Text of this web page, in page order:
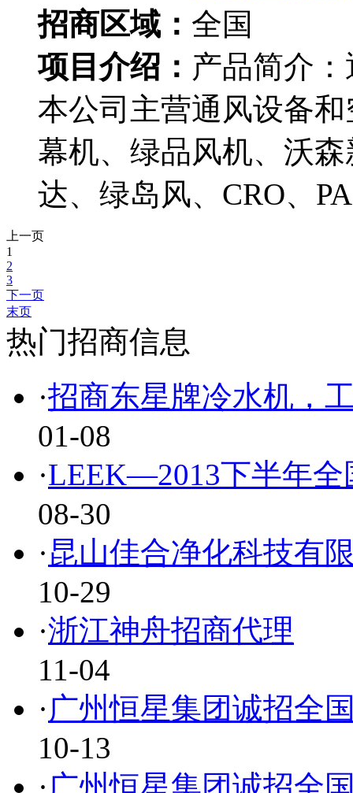
招商区域： 全国
项目介绍： 产品简介
本公司主营通风设备
幕机、绿品风机、沃
达、绿岛风、CRO、
上一页
1
2
3
下一页
末页
热门招商信息
·招商东星牌冷水机，
01-08
·LEEK—2013下半年全
08-30
·昆山佳合净化科技有
10-29
·浙江神舟招商代理
11-04
·广州恒星集团诚招全
10-13